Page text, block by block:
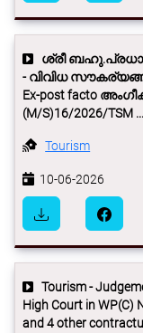
ശ്രീ
- വിവിധ
Ex-post facto
(M/S)16/2026/TSM ...
Tourism
10-06-2026
Tourism -
High Court in WP(C)
and 4 other